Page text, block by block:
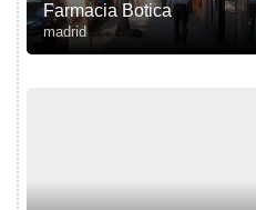
Farmacia Botica
madrid